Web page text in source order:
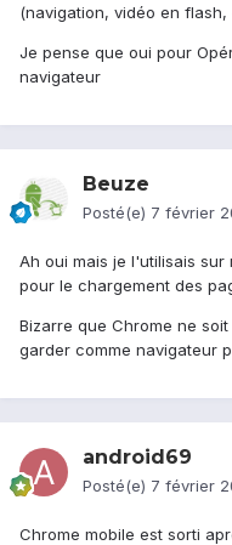
(navigation, vidéo en flash,
Je pense que oui pour
navigateur
Beuze
Posté(e) 7 février
Ah oui mais je l'utilisais sur
pour le chargement des
Bizarre que Chrome ne
garder comme navigateur
android69
Posté(e) 7 février
Chrome mobile est sorti